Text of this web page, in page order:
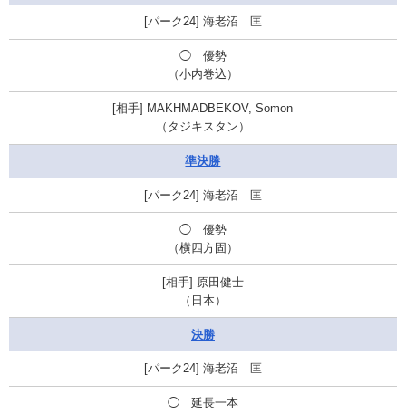
海老沼 匡
◯優勢
（小内巻込）
MAKHMADBEKOV, Somon
（タジキスタン）
準決勝
海老沼 匡
◯優勢
（横四方固）
原田健士
（日本）
決勝
海老沼 匡
◯ 延長一本